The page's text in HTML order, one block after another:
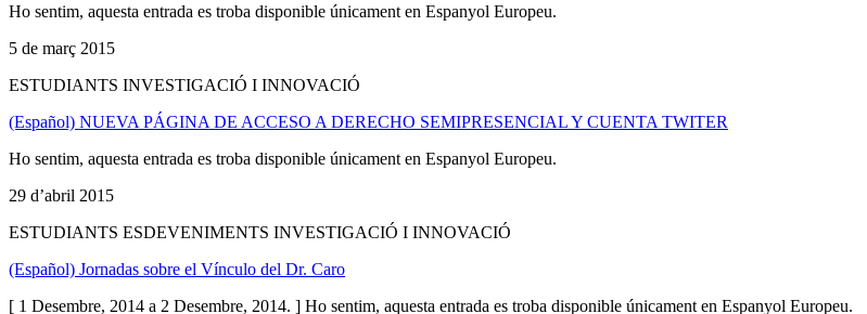
Ho sentim, aquesta entrada es troba disponible únicament en Espanyol Europeu.
5 de març 2015
ESTUDIANTS INVESTIGACIÓ I INNOVACIÓ
(Español) NUEVA PÁGINA DE ACCESO A DERECHO SEMIPRESENCIAL Y CUENTA TWITER
Ho sentim, aquesta entrada es troba disponible únicament en Espanyol Europeu.
29 d’abril 2015
ESTUDIANTS ESDEVENIMENTS INVESTIGACIÓ I INNOVACIÓ
(Español) Jornadas sobre el Vínculo del Dr. Caro
[ 1 Desembre, 2014 a 2 Desembre, 2014. ] Ho sentim, aquesta entrada es troba disponible únicament en Espanyol Europeu.